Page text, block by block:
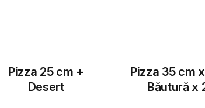
Pizza 25 cm +
Desert
Pizza 35 cm
Băutură x